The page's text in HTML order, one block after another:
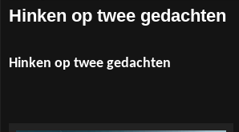
Hinken op twee gedachten
Hinken op twee gedachten